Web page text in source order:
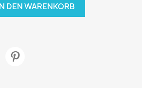
DEN WARENKORB